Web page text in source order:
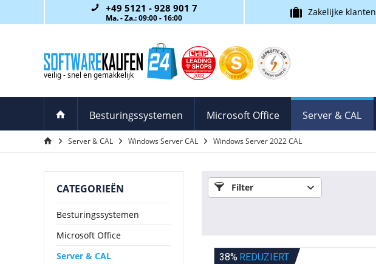
+49 5121 - 928 901 7
Ma. - Za.: 09:00 - 16:00
Zakelijke klanten
Besturingssystemen Microsoft Office Server & CAL
Server & CAL Windows Server CAL Windows Server 2022 CAL
CATEGORIEËN
Besturingssystemen
Microsoft Office
Server & CAL
Filter
38% REDUZIERT